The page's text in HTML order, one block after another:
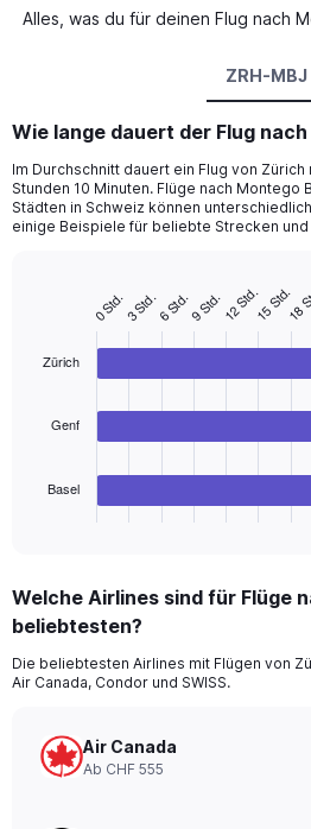
Alles, was du für deinen Flug nach
ZRH-MBJ
Wie lange dauert der Flug
Im Durchschnitt dauert ein Flug von Zürich
Stunden 10 Minuten. Flüge nach Montego
Städten in Schweiz können
einige Beispiele für beliebte Strecken
The
Range:
3
The
chart
Y
axis
Zürich
Genf
Basel
0 Std. 6 Std. 12 Std. 18
3 Std. 9 Std. 15 Std.
Welche Airlines sind für Flüge
beliebtesten?
Die beliebtesten Airlines mit Flügen von
Air Canada, Condor und SWISS.
Air Canada
Ab CHF 555